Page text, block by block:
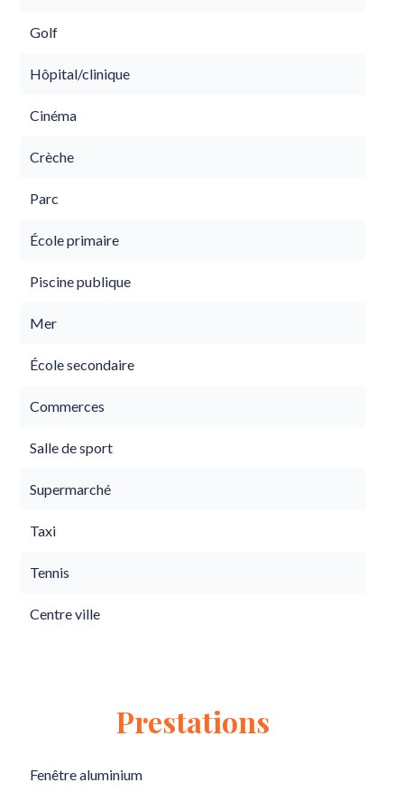
Golf
Hôpital/clinique
Cinéma
Crèche
Parc
École primaire
Piscine publique
Mer
École secondaire
Commerces
Salle de sport
Supermarché
Taxi
Tennis
Centre ville
Prestations
Fenêtre aluminium